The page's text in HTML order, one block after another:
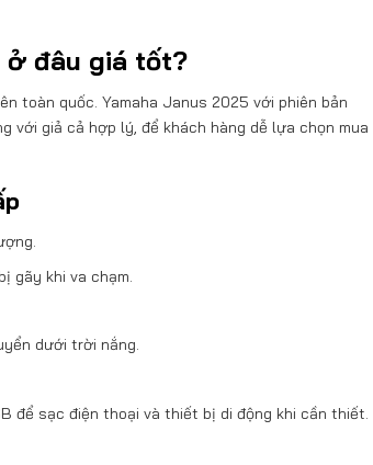
ở đâu giá tốt?
toàn quốc. Yamaha Janus 2025 với phiên bản
với giả cả hợp lý, để khách hàng dễ lựa chọn mua
gãy khi va chạm.
dưới trời nắng.
để sạc điện thoại và thiết bị di động khi cần thiết.